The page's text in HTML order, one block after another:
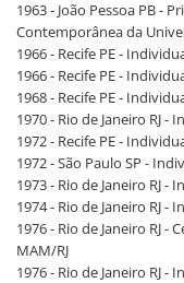
1963 - João Pessoa PB -
Contemporânea da
1966 - Recife PE -
1966 - Recife PE -
1968 - Recife PE -
1970 - Rio de Janeiro RJ
1972 - Recife PE -
1972 - São Paulo SP -
1973 - Rio de Janeiro RJ
1974 - Rio de Janeiro RJ
1976 - Rio de Janeiro RJ -
MAM/RJ
1976 - Rio de Janeiro RJ